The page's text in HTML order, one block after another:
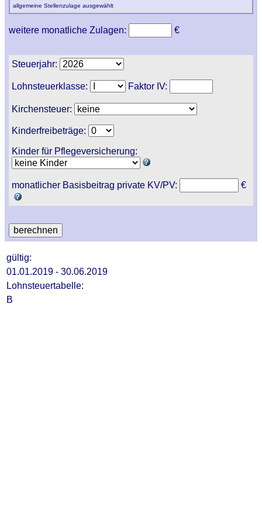
allgemeine Stellenzulage ausgewählt
weitere monatliche Zulagen: €
Steuerjahr:
Lohnsteuerklasse: Faktor IV:
Kirchensteuer:
Kinderfreibeträge:
Kinder für Pflegeversicherung:
monatlicher Basisbeitrag private KV/PV: €
gültig:
01.01.2019 - 30.06.2019
Lohnsteuertabelle:
B